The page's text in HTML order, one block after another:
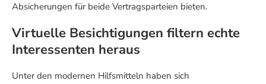
Absicherungen für beide Vertragsparteien bieten.
Virtuelle Besichtigungen filtern echte
Interessenten heraus
Unter den modernen Hilfsmitteln haben sich